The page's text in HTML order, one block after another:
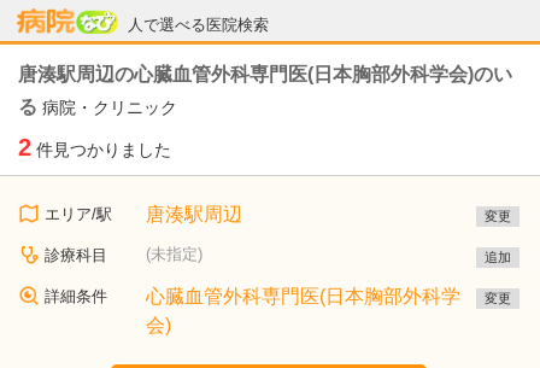
人で選べる医院検索
病院なび
唐湊駅周辺の心臓血管外科専門医(日本胸部外科学会)のい
る 病院・クリニック
2 件見つかりました
エリア/駅 唐湊駅周辺 変更
診療科目 (未指定) 追加
詳細条件
心臓血管外科専門医(日本胸部外科学
会)
変更